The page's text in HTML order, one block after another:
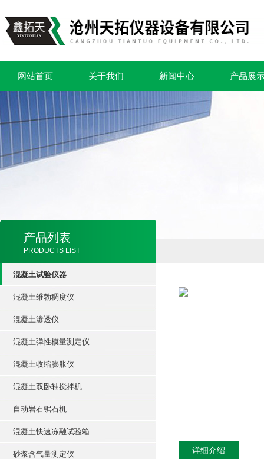
网站首页 关于我们 新闻中心 产品展
产品列表
PRODUCTS LIST
混凝土试验仪器
混凝土维勃稠度仪
混凝土渗透仪
混凝土弹性模量测定仪
混凝土收缩膨胀仪
混凝土双卧轴搅拌机
自动岩石锯石机
混凝土快速冻融试验箱
砂浆含气量测定仪 详细介绍